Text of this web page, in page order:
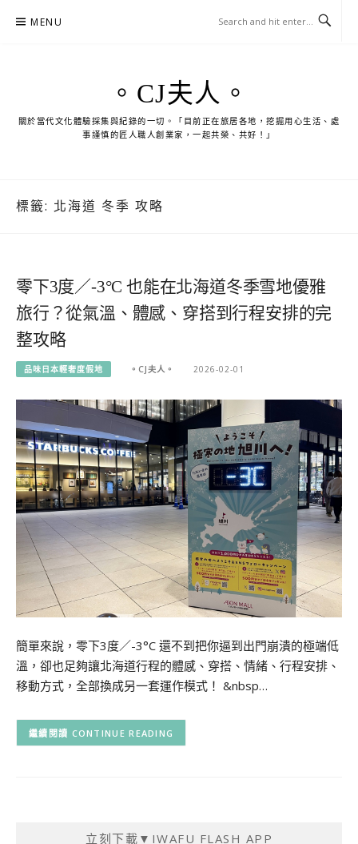
MENU
。CJ夫人。
關於當代文化體驗採集與紀錄的一切。「目前正在旅居各地，挖掘用心生活、處
事謹慎的匠人職人創業家，一起共榮、共好！」
標籤: 北海道 冬季 攻略
零下3度／-3°C 也能在北海道冬季雪地優雅
旅行？從氣溫、體感、穿搭到行程安排的完
整攻略
品味日本輕奢度假地 。CJ夫人。 2026-02-01
簡單來說，零下3度／-3°C 還不到把你逼到出門崩潰的極端低
溫，卻也足夠讓北海道行程的體感、穿搭、情緒、行程安排、
移動方式，全部換成另一套運作模式！ &nbsp…
CONTINUE READING
立刻下載▼IWAFU FLASH APP